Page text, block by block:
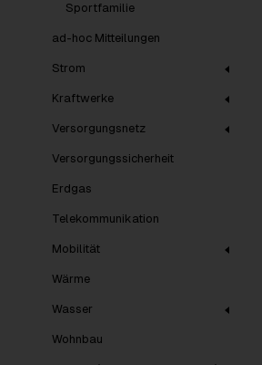
Sportfamilie
ad-hoc Mitteilungen
Strom
Kraftwerke
Versorgungsnetz
Versorgungssicherheit
Erdgas
Telekommunikation
Mobilität
Wärme
Wasser
Wohnbau